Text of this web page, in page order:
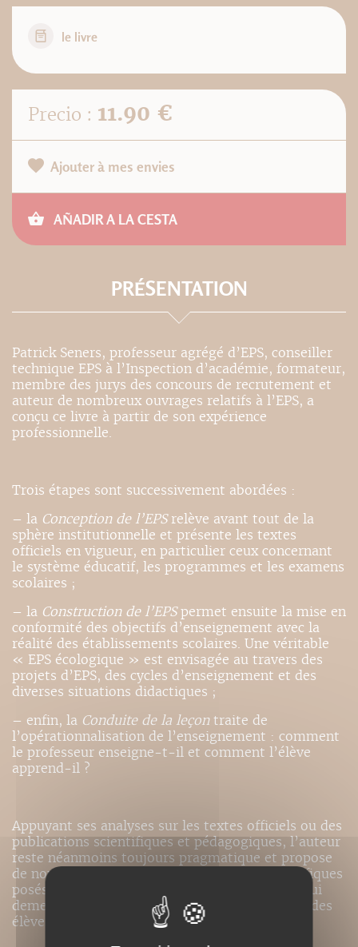
le livre
Precio : 11.90 €
Ajouter à mes envies
AÑADIR A LA CESTA
PRÉSENTATION
Patrick Seners, professeur agrégé d’EPS, conseiller
technique EPS à l’Inspection d’académie, formateur,
membre des jurys des concours de recrutement et
auteur de nombreux ouvrages relatifs à l’EPS, a
conçu ce livre à partir de son expérience
professionnelle.
Trois étapes sont successivement abordées :
– la Conception de l’EPSrelève avant tout de la
sphère institutionnelle et présente les textes
officiels en vigueur, en particulier ceux concernant
le système éducatif, les programmes et les examens
scolaires ;
– la Construction de l’EPSpermet ensuite la mise en
conformité des objectifs d’enseignement avec la
réalité des établissements scolaires. Une véritable
« EPS écologique » est envisagée au travers des
projets d’EPS, des cycles d’enseignement et des
diverses situations didactiques ;
– enfin, la Conduite de la leçontraite de
l’opérationnalisation de l’enseignement : comment
le professeur enseigne-t-il et comment l’élève
apprend-il ?
Appuyant ses analyses sur les textes officiels ou des
publications scientifiques et pédagogiques, l’auteur
reste néanmoins toujours pragmatique et propose
de nombreuses solutions aux problèmes spécifiques
posés par l’enseignement de l’EPS, discipline qui
demeure unique dans tout le parcours scolaire des
élèves.